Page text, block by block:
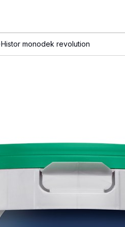
Histor monodek revolution